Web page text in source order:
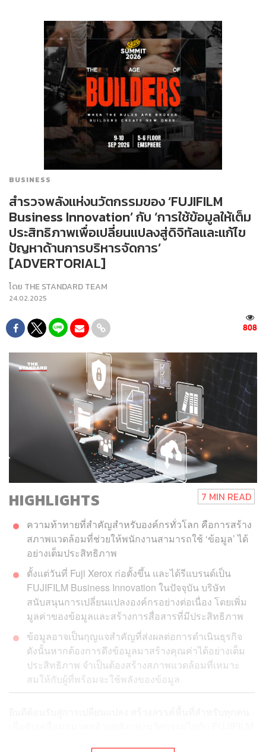
BUSINESS
สำรวจพลังแห่งนวัตกรรมของ ‘FUJIFILM
Business Innovation’ กับ ‘การใช้ข้อมูลให้เต็ม
ประสิทธิภาพเพื่อเปลี่ยนแปลงสู่ดิจิทัลและแก้ไข
ปัญหาด้านการบริหารจัดการ’
[ADVERTORIAL]
โดย THE STANDARD TEAM
24.02.2025
808
HIGHLIGHTS 7 MIN READ
ความท้าทายที่สำคัญสำหรับองค์กรทั่วโลก คือการสร้าง
สภาพแวดล้อมที่ช่วยให้พนักงานสามารถใช้ ‘ข้อมูล’ ได้
อย่างเต็มประสิทธิภาพ
ตั้งแต่วันที่ Fuji Xerox ก่อตั้งขึ้น และได้รีแบรนด์เป็น
FUJIFILM Business Innovation ในปัจจุบัน บริษัท
สนับสนุนการเปลี่ยนแปลงองค์กรอย่างต่อเนื่อง โดยเพิ่ม
มูลค่าของข้อมูลและสร้างการสื่อสารที่มีประสิทธิภาพ
ข้อมูลอาจเป็นกุญแจสำคัญที่ส่งผลต่อการดำเนินธุรกิจ
ดังนั้นหากต้องการดึงข้อมูลมาสร้างคุณค่าได้อย่างเต็ม
ประสิทธิภาพ จำเป็นต้องสร้างสภาพแวดล้อมที่เหมาะ
สมให้กับผู้ที่พร้อมจะใช้พลังของข้อมูล